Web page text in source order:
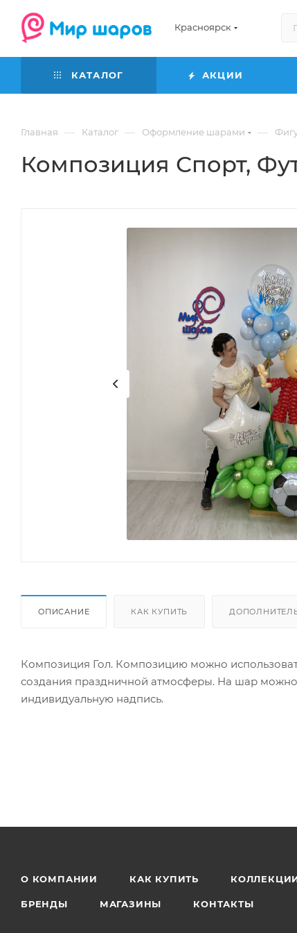
Красноярск
КАТАЛОГ АКЦИИ
Главная — Каталог — Оформление шарами —
Композиция Спорт,
ОПИСАНИЕ КАК КУПИТЬ
Композиция Гол. Композицию можно
создания праздничной атмосферы. На шар
индивидуальную надпись.
О КОМПАНИИ КАК КУПИТЬ
БРЕНДЫ МАГАЗИНЫ КОНТАКТЫ